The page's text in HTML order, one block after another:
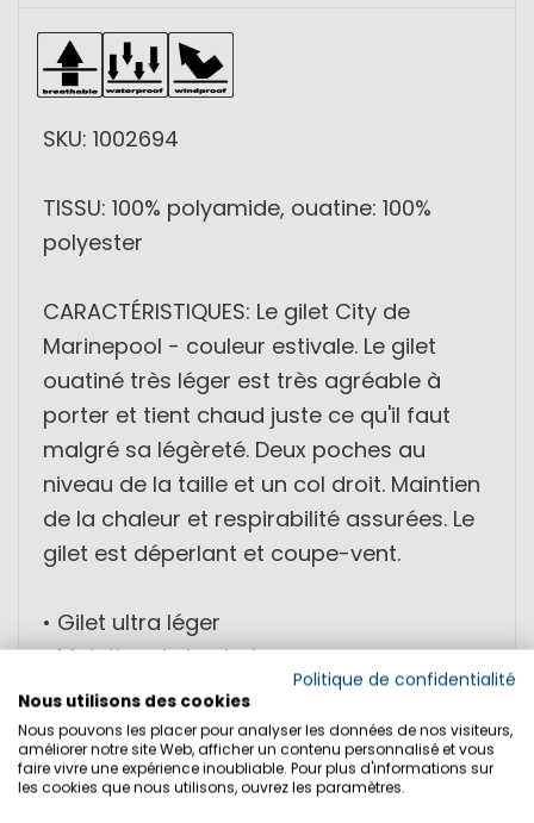
SKU: 1002694
TISSU: 100% polyamide, ouatine: 100%
polyester
CARACTÉRISTIQUES: Le gilet City de
Marinepool - couleur estivale. Le gilet
ouatiné très léger est très agréable à
porter et tient chaud juste ce qu'il faut
malgré sa légèreté. Deux poches au
niveau de la taille et un col droit. Maintien
de la chaleur et respirabilité assurées. Le
gilet est déperlant et coupe-vent.
• Gilet ultra léger
• Maintien de la chaleur
• Respirant, déperlant et coupe-vent
• Couleur estivale
Politique de confidentialité
Nous utilisons des cookies
Nous pouvons les placer pour analyser les données de nos visiteurs,
améliorer notre site Web, afficher un contenu personnalisé et vous
faire vivre une expérience inoubliable. Pour plus d'informations sur
les cookies que nous utilisons, ouvrez les paramètres.